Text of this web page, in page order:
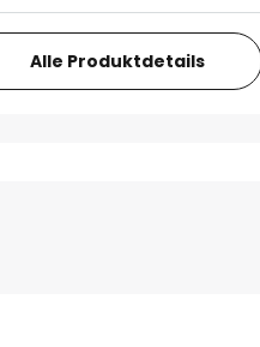
Alle Produktdetails